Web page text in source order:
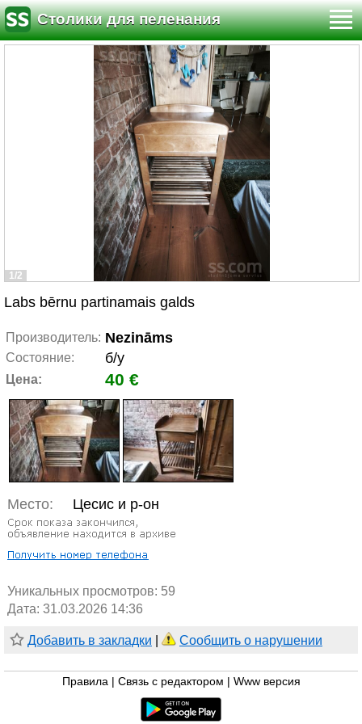
Столики для пеленания
1/2
Labs bērnu partinamais galds
Производитель: Nezināms
Состояние: б/у
Цена: 40 €
Место: Цесис и р-он
Уникальных просмотров: 59
Дата: 31.03.2026 14:36
Добавить в закладки Сообщить о нарушении
Правила Связь с редактором Www версия